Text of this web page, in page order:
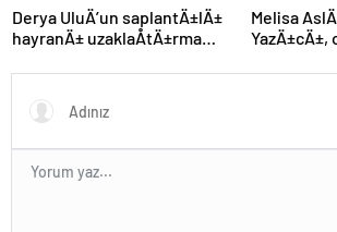
Derya UluÄ’un saplantÄ±lÄ±
hayranÄ± uzaklaÅtÄ±rma
Ã¶n sÄ±radan konseri izledi
Melisa
YazÄ±cÄ±,
gÃ¶sterdi